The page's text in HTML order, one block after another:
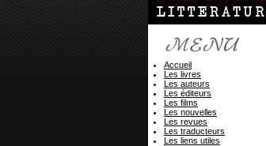
Accueil
Les livres
Les auteurs
Les éditeurs
Les films
Les nouvelles
Les revues
Les traducteurs
Les liens utiles